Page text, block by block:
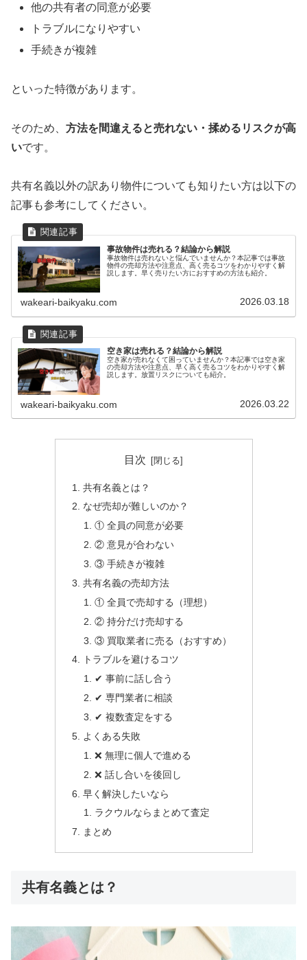
他の共有者の同意が必要
トラブルになりやすい
手続きが複雑
といった特徴があります。
そのため、 方法を間違えると売れない・揉めるリスクが高
いです。
共有名義以外の訳あり物件についても知りたい方は以下の
記事も参考にしてください。
事故物件は売れる？結論から解説
事故物件は売れないと悩んでいませんか？本記事では事故
物件の売却方法や注意点、高く売るコツをわかりやすく解
説します。早く売りたい方におすすめの方法も紹介。
wakeari-baikyaku.com 2026.03.18
空き家は売れる？結論から解説
空き家が売れなくて困っていませんか？本記事では空き家
の売却方法や注意点、早く高く売るコツをわかりやすく解
説します。放置リスクについても紹介。
wakeari-baikyaku.com 2026.03.22
目次
共有名義とは？
なぜ売却が難しいのか？
① 全員の同意が必要
② 意見が合わない
③ 手続きが複雑
共有名義の売却方法
① 全員で売却する（理想）
② 持分だけ売却する
③ 買取業者に売る（おすすめ）
トラブルを避けるコツ
✔ 事前に話し合う
✔ 専門業者に相談
✔ 複数査定をする
よくある失敗
❌ 無理に個人で進める
❌ 話し合いを後回し
早く解決したいなら
ラクウルならまとめて査定
まとめ
共有名義とは？